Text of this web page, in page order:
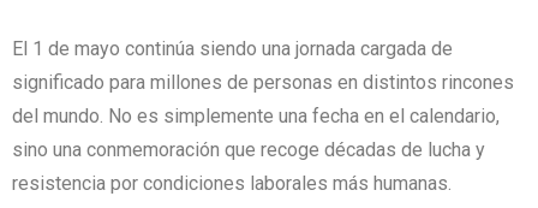
El 1 de mayo continúa siendo una jornada cargada de
significado para millones de personas en distintos rincones
del mundo. No es simplemente una fecha en el calendario,
sino una conmemoración que recoge décadas de lucha y
resistencia por condiciones laborales más humanas.